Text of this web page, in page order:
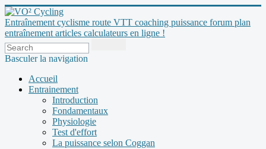
Entraînement cyclisme route VTT coaching puissance forum plan
entraînement articles calculateurs en ligne !
Basculer la navigation
Accueil
Entrainement
Introduction
Fondamentaux
Physiologie
Test d'effort
La puissance selon Coggan